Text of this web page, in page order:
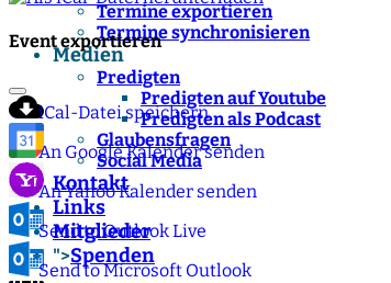
Termine exportieren
Termine synchronisieren
Medien
Predigten
Predigten auf Youtube
Predigten als Podcast
Glaubensfragen
Social Media
Kontakt
Links
Mitglieder
">Spenden
Event exportieren
iCal-Datei speichern
An Google Kalender senden
An Yahoo Kalender senden
Send to Outlook Live
Send to Microsoft Outlook